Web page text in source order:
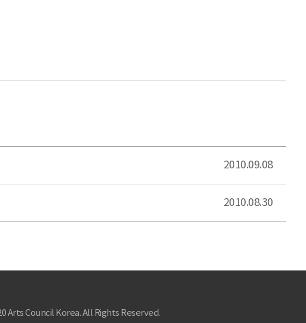
2010.09.08
2010.08.30
Arts Council Korea. All Rights Reserved.